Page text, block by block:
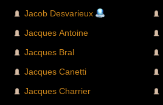
Jacob Desvarieux
Jacques Antoine
Jacques Bral
Jacques Canetti
Jacques Charrier